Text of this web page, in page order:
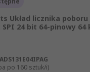
Układ licznika poboru
SPI 24 bit 64-pinowy 64
ADS131E04IPAG
po 160 sztuk/i)